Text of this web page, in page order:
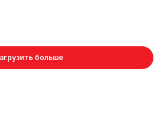
больше